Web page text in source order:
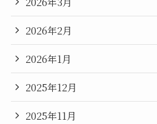
2026年2月
2026年1月
2025年12月
2025年11月